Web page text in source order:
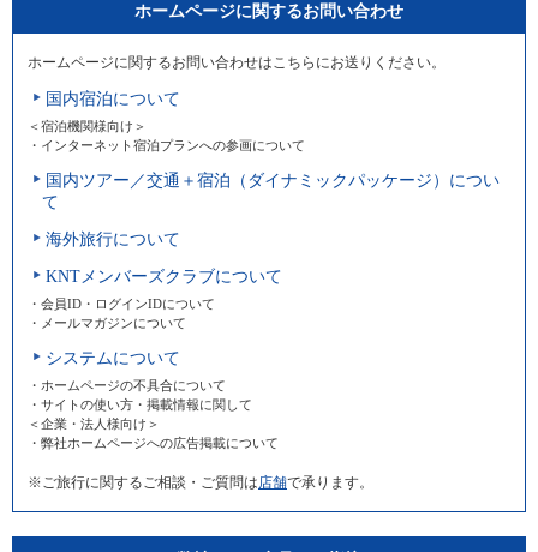
ホームページに関するお問い合わせ
ホームページに関するお問い合わせはこちらにお送りください。
国内宿泊について
＜宿泊機関様向け＞
・インターネット宿泊プランへの参画について
国内ツアー／交通＋宿泊（ダイナミックパッケージ）につい
て
海外旅行について
KNTメンバーズクラブについて
・会員ID・ログインIDについて
・メールマガジンについて
システムについて
・ホームページの不具合について
・サイトの使い方・掲載情報に関して
＜企業・法人様向け＞
・弊社ホームページへの広告掲載について
※ご旅行に関するご相談・ご質問は 店舗で承ります。